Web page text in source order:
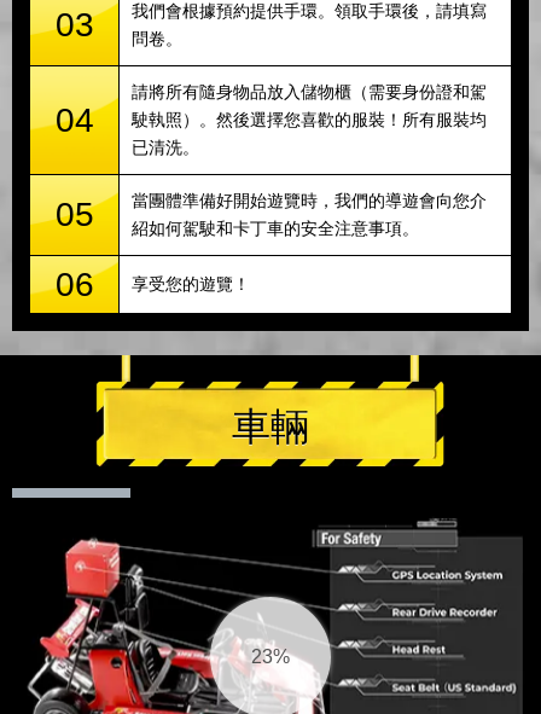
03
我們會根據預約提供手環。領取手環後，請填寫
問卷。
04
請將所有隨身物品放入儲物櫃（需要身份證和駕
駛執照）。然後選擇您喜歡的服裝！所有服裝均
已清洗。
05
當團體準備好開始遊覽時，我們的導遊會向您介
紹如何駕駛和卡丁車的安全注意事項。
06 享受您的遊覽！
車輛
23%